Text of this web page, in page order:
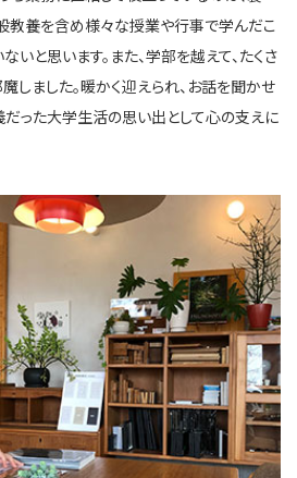
般教養を含め様々な授業や行事で学んだこ
いと思います。また、学部を越えて、たくさ
しました。暖かく迎えられ、お話を聞かせ
だった大学生活の思い出として心の支えに